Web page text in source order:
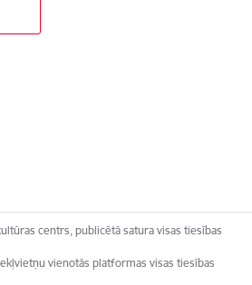
centrs, publicētā satura visas tiesības
vienotās platformas visas tiesības